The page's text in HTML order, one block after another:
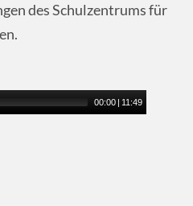
des Schulzentrums für
00:00 | 11:49